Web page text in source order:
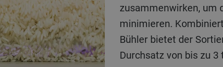
zusammenwirken, um
minimieren.
Bühler bietet der
Durchsatz von bis zu 3